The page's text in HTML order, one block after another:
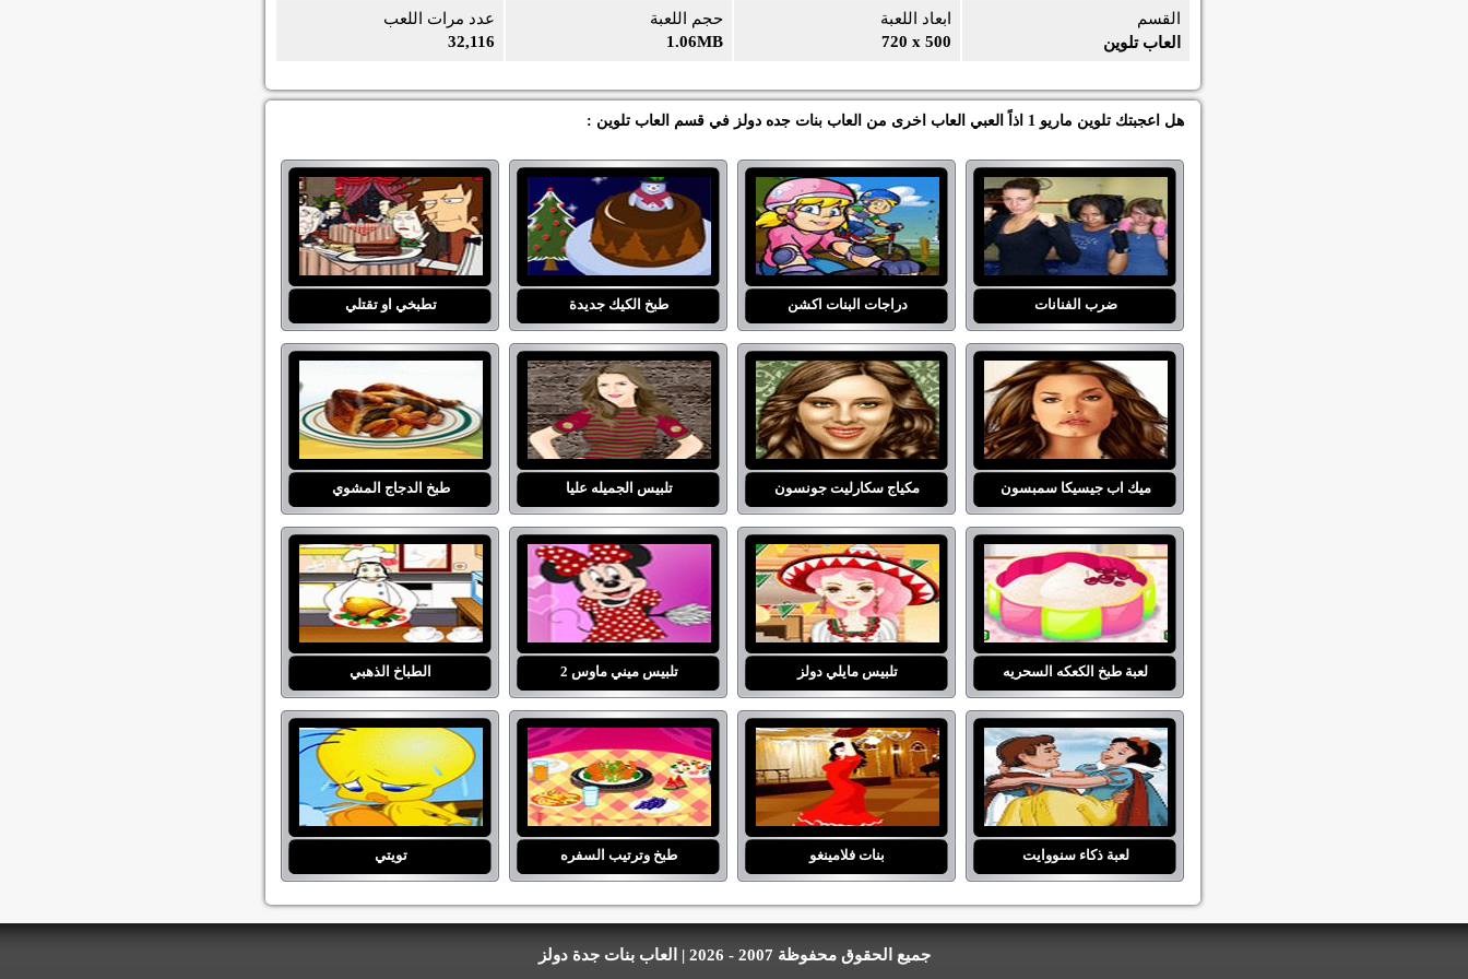
عدد مرات اللعب
32,116
حجم اللعبة
1.06MB
ابعاد اللعبة
720 x 500
القسم
العاب تلوين
هل اعجبتك تلوين ماريو 1 اذاً العبي العاب اخرى من العاب بنات جده دولز في قسم العاب تلوين :
ضرب الفنانات دراجات البنات اكشن طبخ الكيك جديدة تطبخي او تقتلي
ميك اب جيسيكا سمبسون مكياج سكارليت جونسون تلبيس الجميله عليا طبخ الدجاج المشوي
لعبة طبخ الكعكه السحريه تلبيس مايلي دولز تلبيس ميني ماوس 2 الطباخ الذهبي
لعبة ذكاء سنووايت بنات فلامينغو طبخ وترتيب السفره تويتي
جميع الحقوق محفوظة 2007 - 2026 | العاب بنات جدة دولز